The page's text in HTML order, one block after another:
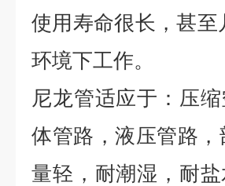
使用寿命很长，甚至
环境下工作。
尼龙管适应于：压
体管路，液压管路
量轻，耐潮湿，耐